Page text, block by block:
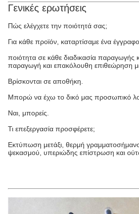
Γενικές ερωτήσεις
Πώς ελέγχετε την ποιότητά σας;
Για κάθε προϊόν, καταρτίσαμε ένα
ποιότητα σε κάθε διαδικασία παραγωγής
παραγωγή και επακόλουθη επιθεώρηση
Βρίσκονται σε αποθήκη.
Μπορώ να έχω το δικό μας προσωπικό
Ναι, μπορείς.
Τι επεξεργασία προσφέρετε;
Εκτύπωση μετάξι, θερμή
ψεκασμού, υπεριώδης επίστρωση και